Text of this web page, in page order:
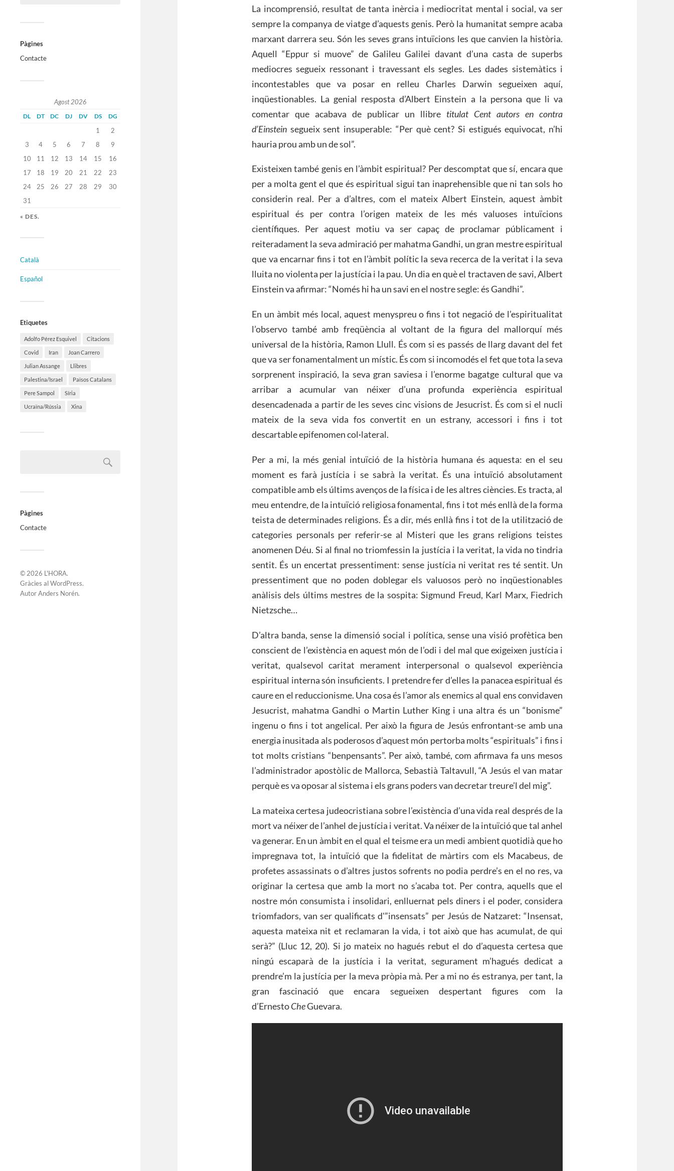
Pàgines
Contacte
Agost 2026
DL DT DC DJ DV DS DG
1
2
3
4 5 6 7 8
9
10
11 12 13 14 15
16
17
18 19 20 21 22
23
24
25 26 27 28 29
30
31
« DES.
Català
Español
Etiquetes
Adolfo Pérez Esquivel Citacions
Covid Iran Joan Carrero
Julian Assange Llibres
Palestina/Israel Països Catalans
Pere Sampol Síria
Ucraïna/Rússia Xina
Pàgines
Contacte
© 2026 L'HORA.
Gràcies alWordPress.
AutorAnders Norén.
La incomprensió, resultat de tanta inèrcia i mediocritat mental i social, va ser
sempre la companya de viatge d’aquests genis. Però la humanitat sempre acaba
marxant darrera seu. Són les seves grans intuïcions les que canvien la història.
Aquell “Eppur si muove” de Galileu Galilei davant d’una casta de superbs
mediocres segueix ressonant i travessant els segles. Les dades sistemàtics i
incontestables que va posar en relleu Charles Darwin segueixen aquí,
inqüestionables. La genial resposta d’Albert Einstein a la persona que li va
comentar que acabava de publicar un llibre titulat Cent autors en contra
d’Einstein segueix sent insuperable: “Per què cent? Si estigués equivocat, n’hi
hauria prou amb un de sol”.
Existeixen també genis en l’àmbit espiritual? Per descomptat que sí, encara que
per a molta gent el que és espiritual sigui tan inaprehensible que ni tan sols ho
considerin real. Per a d’altres, com el mateix Albert Einstein, aquest àmbit
espiritual és per contra l’origen mateix de les més valuoses intuïcions
científiques. Per aquest motiu va ser capaç de proclamar públicament i
reiteradament la seva admiració per mahatma Gandhi, un gran mestre espiritual
que va encarnar fins i tot en l’àmbit polític la seva recerca de la veritat i la seva
lluita no violenta per la justícia i la pau. Un dia en què el tractaven de savi, Albert
Einstein va afirmar: “Només hi ha un savi en el nostre segle: és Gandhi”.
En un àmbit més local, aquest menyspreu o fins i tot negació de l’espiritualitat
l’observo també amb freqüència al voltant de la figura del mallorquí més
universal de la història, Ramon Llull. És com si es passés de llarg davant del fet
que va ser fonamentalment un místic. És com si incomodés el fet que tota la seva
sorprenent inspiració, la seva gran saviesa i l’enorme bagatge cultural que va
arribar a acumular van néixer d’una profunda experiència espiritual
desencadenada a partir de les seves cinc visions de Jesucrist. És com si el nucli
mateix de la seva vida fos convertit en un estrany, accessori i fins i tot
descartable epifenomen col·lateral.
Per a mi, la més genial intuïció de la història humana és aquesta: en el seu
moment es farà justícia i se sabrà la veritat. És una intuïció absolutament
compatible amb els últims avenços de la física i de les altres ciències. Es tracta, al
meu entendre, de la intuïció religiosa fonamental, fins i tot més enllà de la forma
teista de determinades religions. És a dir, més enllà fins i tot de la utilització de
categories personals per referir-se al Misteri que les grans religions teistes
anomenen Déu. Si al final no triomfessin la justícia i la veritat, la vida no tindria
sentit. És un encertat pressentiment: sense justícia ni veritat res té sentit. Un
pressentiment que no poden doblegar els valuosos però no inqüestionables
anàlisis dels últims mestres de la sospita: Sigmund Freud, Karl Marx, Fiedrich
Nietzsche…
D’altra banda, sense la dimensió social i política, sense una visió profètica ben
conscient de l’existència en aquest món de l’odi i del mal que exigeixen justícia i
veritat, qualsevol caritat merament interpersonal o qualsevol experiència
espiritual interna són insuficients. I pretendre fer d’elles la panacea espiritual és
caure en el reduccionisme. Una cosa és l’amor als enemics al qual ens convidaven
Jesucrist, mahatma Gandhi o Martin Luther King i una altra és un “bonisme”
ingenu o fins i tot angelical. Per això la figura de Jesús enfrontant-se amb una
energia inusitada als poderosos d’aquest món pertorba molts “espirituals” i fins i
tot molts cristians “benpensants”. Per això, també, com afirmava fa uns mesos
l’administrador apostòlic de Mallorca, Sebastià Taltavull, “A Jesús el van matar
perquè es va oposar al sistema i els grans poders van decretar treure’l del mig”.
La mateixa certesa judeocristiana sobre l’existència d’una vida real després de la
mort va néixer de l’anhel de justícia i veritat. Va néixer de la intuïció que tal anhel
va generar. En un àmbit en el qual el teisme era un medi ambient quotidià que ho
impregnava tot, la intuïció que la fidelitat de màrtirs com els Macabeus, de
profetes assassinats o d’altres justos sofrents no podia perdre’s en el no res, va
originar la certesa que amb la mort no s’acaba tot. Per contra, aquells que el
nostre món consumista i insolidari, enlluernat pels diners i el poder, considera
triomfadors, van ser qualificats d'”insensats” per Jesús de Natzaret: “Insensat,
aquesta mateixa nit et reclamaran la vida, i tot això que has acumulat, de qui
serà?” (Lluc 12, 20). Si jo mateix no hagués rebut el do d’aquesta certesa que
ningú escaparà de la justícia i la veritat, segurament m’hagués dedicat a
prendre’m la justícia per la meva pròpia mà. Per a mi no és estranya, per tant, la
gran fascinació que encara segueixen despertant figures com la
d’ErnestoCheGuevara.